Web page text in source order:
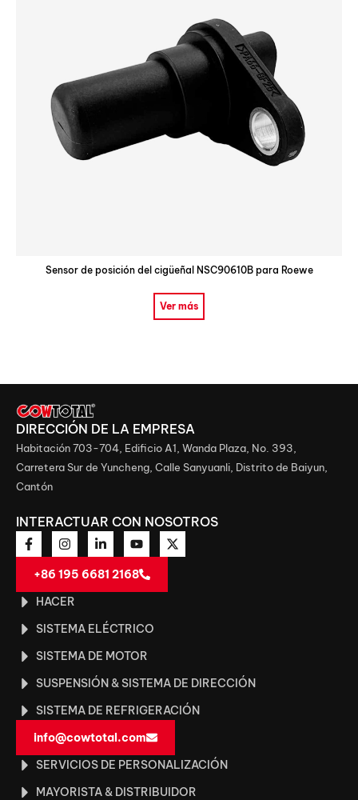
Sensor de posición del cigüeñal NSC90610B para Roewe
Ver más
DIRECCIÓN DE LA EMPRESA
Habitación 703-704, Edificio A1, Wanda Plaza, No. 393,
Carretera Sur de Yuncheng, Calle Sanyuanli, Distrito de Baiyun,
Cantón
INTERACTUAR CON NOSOTROS
+86 195 6681 2168
HACER
SISTEMA ELÉCTRICO
SISTEMA DE MOTOR
SUSPENSIÓN & SISTEMA DE DIRECCIÓN
SISTEMA DE REFRIGERACIÓN
info@cowtotal.com
SERVICIOS DE PERSONALIZACIÓN
MAYORISTA & DISTRIBUIDOR